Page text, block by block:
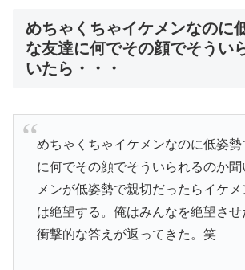
めちゃくちゃイケメンなのに
な友達に何でその顔でそうい
いたら・・・
めちゃくちゃイケメンなのに低姿
に何でその顔でそういられるのか
メンが低姿勢で親切だったらイケメ
は絶望する。俺はみんなを絶望させ
衝撃的な答えが返ってきた。笑